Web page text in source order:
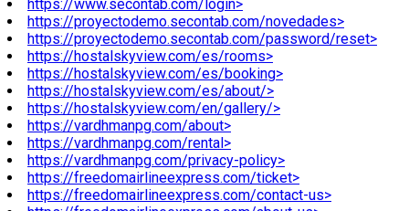
https://www.secontab.com/login>
https://proyectodemo.secontab.com/novedades>
https://proyectodemo.secontab.com/password/reset>
https://hostalskyview.com/es/rooms>
https://hostalskyview.com/es/booking>
https://hostalskyview.com/es/about/>
https://hostalskyview.com/en/gallery/>
https://vardhmanpg.com/about>
https://vardhmanpg.com/rental>
https://vardhmanpg.com/privacy-policy>
https://freedomairlineexpress.com/ticket>
https://freedomairlineexpress.com/contact-us>